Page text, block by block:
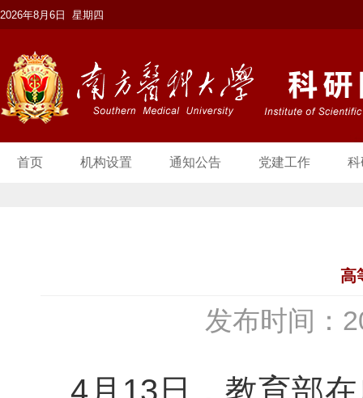
2026年8月6日 星期四
首页 机构设置 通知公告 党建工作 科
高
发布时间：